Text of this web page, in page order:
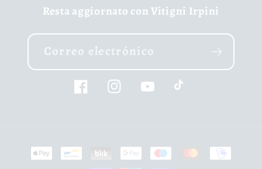
Resta aggiornato con Vitigni Irpini
Correo electrónico
FacebookInstagramYouTubeTikTok
Formas
de